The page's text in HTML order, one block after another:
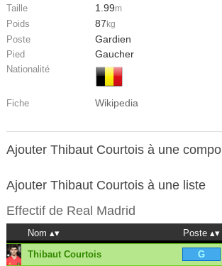
Taille 1.99m
Poids 87 kg
Poste Gardien
Pied Gaucher
Nationalité
Fiche Wikipedia
Ajouter Thibaut Courtois à une compo
Ajouter Thibaut Courtois à une liste
Effectif de Real Madrid
Nom Poste
Thibaut Courtois
G